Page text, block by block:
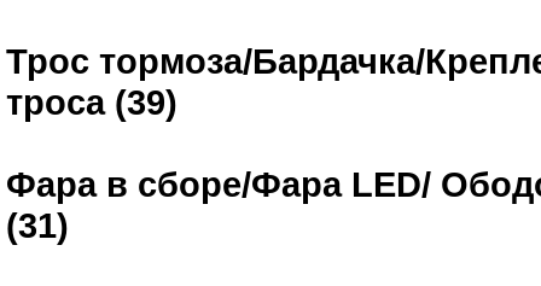
Трос тормоза/Бардачка/
троса (39)
Фара в сборе/Фара LED/
(31)